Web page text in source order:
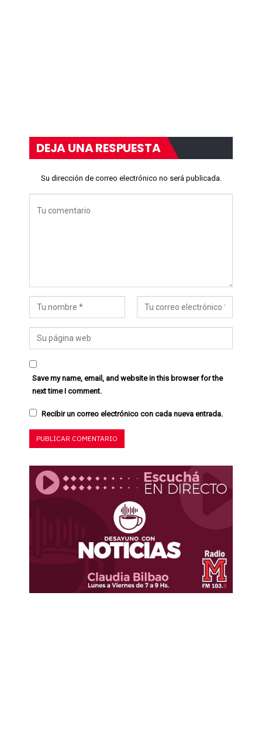
DEJA UNA RESPUESTA
Su dirección de correo electrónico no será publicada.
Save my name, email, and website in this browser for the
next time I comment.
Recibir un correo electrónico con cada nueva entrada.